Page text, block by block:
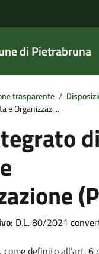
di Pietrabruna
trasparente /
e Organizzazi...
di
D.L. 80/2021
come definito all’art.